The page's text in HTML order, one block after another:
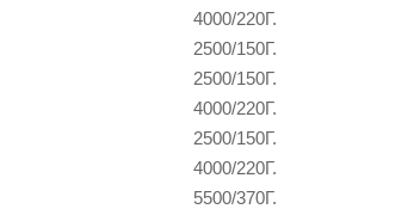
4000/220Г.
2500/150Г.
2500/150Г.
4000/220Г.
2500/150Г.
4000/220Г.
5500/370Г.